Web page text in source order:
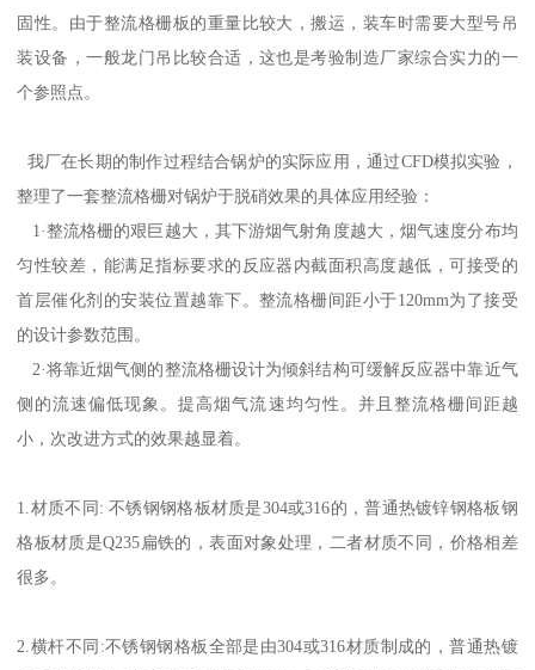
固性。由于整流格栅板的重量比较大，搬运，装车时需要大型号吊
装设备，一般龙门吊比较合适，这也是考验制造厂家综合实力的一
个参照点。
我厂在长期的制作过程结合锅炉的实际应用，通过CFD模拟实验，
整理了一套整流格栅对锅炉于脱硝效果的具体应用经验：
1·整流格栅的艰巨越大，其下游烟气射角度越大，烟气速度分布均
匀性较差，能满足指标要求的反应器内截面积高度越低，可接受的
首层催化剂的安装位置越靠下。整流格栅间距小于120mm为了接受
的设计参数范围。
2·将靠近烟气侧的整流格栅设计为倾斜结构可缓解反应器中靠近气
侧的流速偏低现象。提高烟气流速均匀性。并且整流格栅间距越
小，次改进方式的效果越显着。
1.材质不同: 不锈钢钢格板材质是304或316的，普通热镀锌钢格板钢
格板材质是Q235扁铁的，表面对象处理，二者材质不同，价格相差
很多。
2.横杆不同:不锈钢钢格板全部是由304或316材质制成的，普通热镀